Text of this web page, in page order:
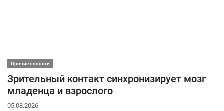
Прочие новости
Зрительный контакт синхронизирует мозг
младенца и взрослого
05.08.2026